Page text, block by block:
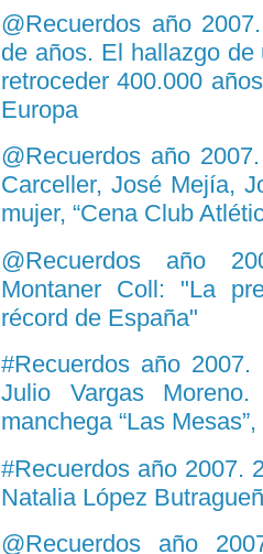
@Recuerdos año
de años. El hallazgo
retroceder 400.000
Europa
@Recuerdos año
Carceller, José Mejía,
mujer, “Cena Club
@Recuerdos año
Montaner Coll: "La
récord de España"
#Recuerdos año
Julio Vargas
manchega “Las
#Recuerdos año 2007.
Natalia López
@Recuerdos año